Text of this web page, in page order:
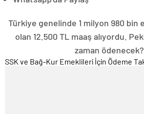
Türkiye genelinde 1 milyon 980 bin
olan 12.500 TL maaş alıyordu.
zaman ödenecek?
SSK ve Bağ-Kur Emeklileri İçin Ödeme